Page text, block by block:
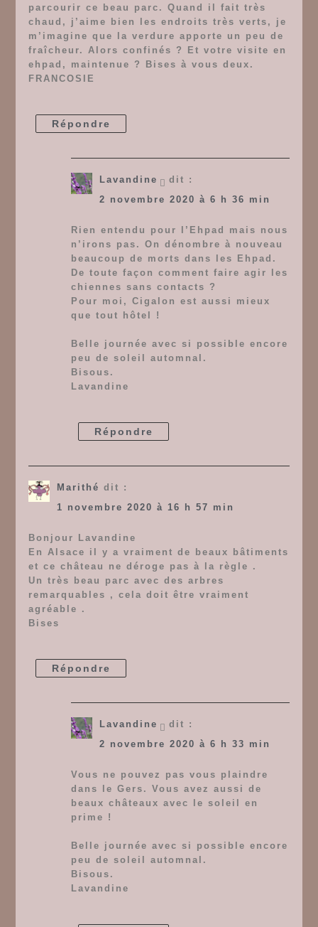
parcourir ce beau parc. Quand il fait très
chaud, j’aime bien les endroits très verts, je
m’imagine que la verdure apporte un peu de
fraîcheur. Alors confinés ? Et votre visite en
ehpad, maintenue ? Bises à vous deux.
FRANCOSIE
Répondre
Lavandine
dit :
2 novembre 2020 à 6 h 36 min
Rien entendu pour l’Ehpad mais nous
n’irons pas. On dénombre à nouveau
beaucoup de morts dans les Ehpad.
De toute façon comment faire agir les
chiennes sans contacts ?
Pour moi, Cigalon est aussi mieux
que tout hôtel !
Belle journée avec si possible encore
peu de soleil automnal.
Bisous.
Lavandine
Répondre
Marithé dit :
1 novembre 2020 à 16 h 57 min
Bonjour Lavandine
En Alsace il y a vraiment de beaux bâtiments
et ce château ne déroge pas à la règle .
Un très beau parc avec des arbres
remarquables , cela doit être vraiment
agréable .
Bises
Répondre
Lavandine
dit :
2 novembre 2020 à 6 h 33 min
Vous ne pouvez pas vous plaindre
dans le Gers. Vous avez aussi de
beaux châteaux avec le soleil en
prime !
Belle journée avec si possible encore
peu de soleil automnal.
Bisous.
Lavandine